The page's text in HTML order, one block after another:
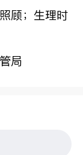
顾；生理时
局